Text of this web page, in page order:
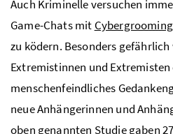
Auch Kriminelle versuchen
Game-Chats mit Cybergrooming
zu ködern. Besonders gefährlich
Extremistinnen und
menschenfeindliches
neue Anhängerinnen und
oben genannten Studie gaben